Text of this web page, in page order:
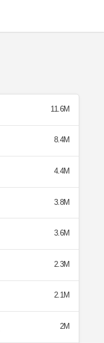
11.6M
8.4M
4.4M
3.8M
3.6M
2.3M
2.1M
2M